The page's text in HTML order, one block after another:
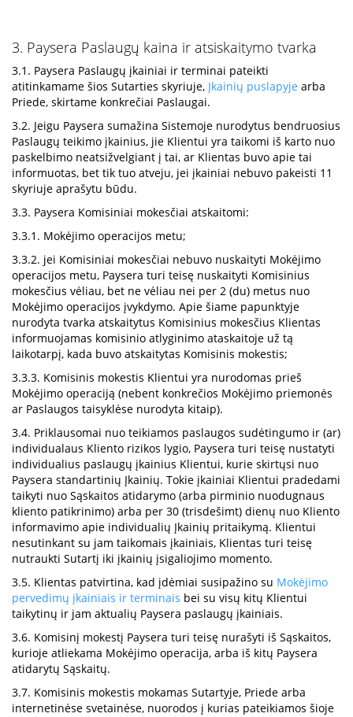
3. Paysera Paslaugų kaina ir atsiskaitymo tvarka
3.1. Paysera Paslaugų įkainiai ir terminai pateikti
atitinkamame šios Sutarties skyriuje, Įkainių puslapyje arba
Priede, skirtame konkrečiai Paslaugai.
3.2. Jeigu Paysera sumažina Sistemoje nurodytus bendruosius
Paslaugų teikimo įkainius, jie Klientui yra taikomi iš karto nuo
paskelbimo neatsižvelgiant į tai, ar Klientas buvo apie tai
informuotas, bet tik tuo atveju, jei įkainiai nebuvo pakeisti 11
skyriuje aprašytu būdu.
3.3. Paysera Komisiniai mokesčiai atskaitomi:
3.3.1. Mokėjimo operacijos metu;
3.3.2. jei Komisiniai mokesčiai nebuvo nuskaityti Mokėjimo
operacijos metu, Paysera turi teisę nuskaityti Komisinius
mokesčius vėliau, bet ne vėliau nei per 2 (du) metus nuo
Mokėjimo operacijos įvykdymo. Apie šiame papunktyje
nurodyta tvarka atskaitytus Komisinius mokesčius Klientas
informuojamas komisinio atlyginimo ataskaitoje už tą
laikotarpį, kada buvo atskaitytas Komisinis mokestis;
3.3.3. Komisinis mokestis Klientui yra nurodomas prieš
Mokėjimo operaciją (nebent konkrečios Mokėjimo priemonės
ar Paslaugos taisyklėse nurodyta kitaip).
3.4. Priklausomai nuo teikiamos paslaugos sudėtingumo ir (ar)
individualaus Kliento rizikos lygio, Paysera turi teisę nustatyti
individualius paslaugų įkainius Klientui, kurie skirtųsi nuo
Paysera standartinių Įkainių. Tokie įkainiai Klientui pradedami
taikyti nuo Sąskaitos atidarymo (arba pirminio nuodugnaus
kliento patikrinimo) arba per 30 (trisdešimt) dienų nuo Kliento
informavimo apie individualių Įkainių pritaikymą. Klientui
nesutinkant su jam taikomais įkainiais, Klientas turi teisę
nutraukti Sutartį iki įkainių įsigaliojimo momento.
3.5. Klientas patvirtina, kad įdėmiai susipažino su Mokėjimo
pervedimų įkainiais ir terminais bei su visų kitų Klientui
taikytinų ir jam aktualių Paysera paslaugų įkainiais.
3.6. Komisinį mokestį Paysera turi teisę nurašyti iš Sąskaitos,
kurioje atliekama Mokėjimo operacija, arba iš kitų Paysera
atidarytų Sąskaitų.
3.7. Komisinis mokestis mokamas Sutartyje, Priede arba
internetinėse svetainėse, nuorodos į kurias pateikiamos šioje